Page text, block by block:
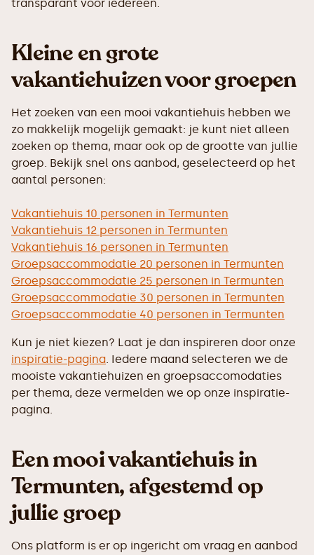
transparant voor iedereen.
Kleine en grote
vakantiehuizen voor groepen
Het zoeken van een mooi vakantiehuis hebben we
zo makkelijk mogelijk gemaakt: je kunt niet alleen
zoeken op thema, maar ook op de grootte van jullie
groep. Bekijk snel ons aanbod, geselecteerd op het
aantal personen:
Vakantiehuis 10 personen in Termunten
Vakantiehuis 12 personen in Termunten
Vakantiehuis 16 personen in Termunten
Groepsaccommodatie 20 personen in Termunten
Groepsaccommodatie 25 personen in Termunten
Groepsaccommodatie 30 personen in Termunten
Groepsaccommodatie 40 personen in Termunten
Kun je niet kiezen? Laat je dan inspireren door onze
inspiratie-pagina. Iedere maand selecteren we de
mooiste vakantiehuizen en groepsaccomodaties
per thema, deze vermelden we op onze inspiratie-
pagina.
Een mooi vakantiehuis in
Termunten, afgestemd op
jullie groep
Ons platform is er op ingericht om vraag en aanbod